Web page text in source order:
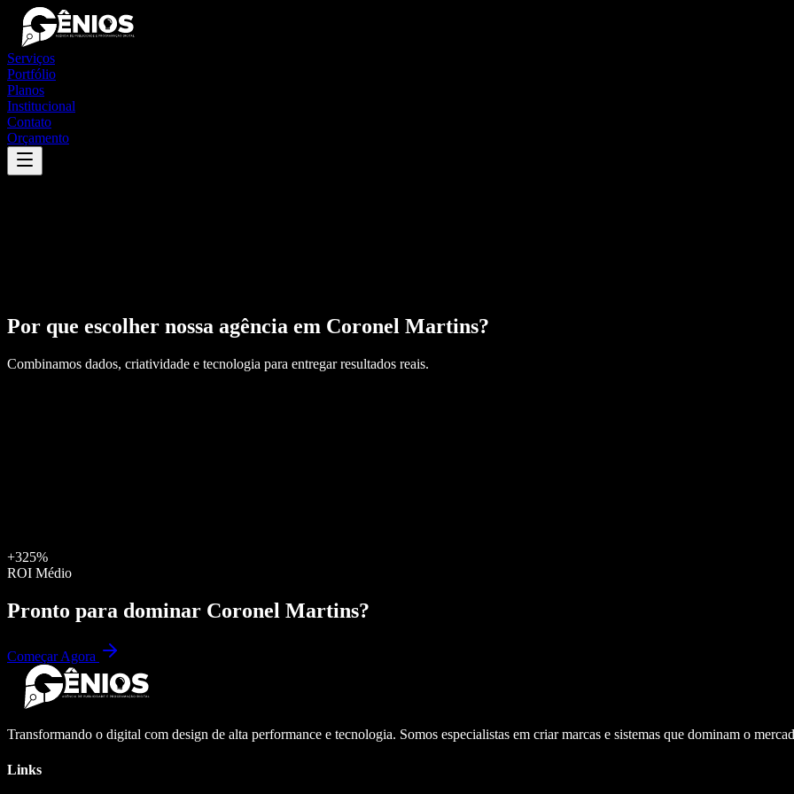
Serviços
Portfólio
Planos
Institucional
Contato
Orçamento
Por que escolher nossa agência em Coronel Martins?
Combinamos dados, criatividade e tecnologia para entregar resultados reais.
+325%
ROI Médio
Pronto para dominar Coronel Martins?
Começar Agora
Transformando o digital com design de alta performance e tecnologia. Somos especialistas em criar marcas e sistemas que dominam o
Links